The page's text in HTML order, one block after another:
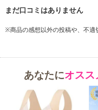
ので着る物を選びません。
バッドは縫い付けタイプで
※商品の感想以外の投稿や、不適
あなたにオス